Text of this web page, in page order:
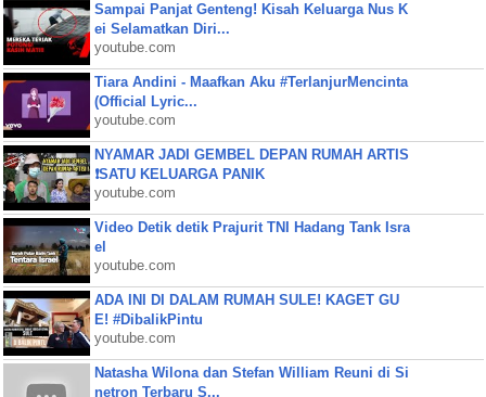
Sampai Panjat Genteng! Kisah Keluarga Nus K
ei Selamatkan Diri...
youtube.com
Tiara Andini - Maafkan Aku #TerlanjurMencinta
(Official Lyric...
youtube.com
NYAMAR JADI GEMBEL DEPAN RUMAH ARTIS
❗SATU KELUARGA PANIK
youtube.com
Video Detik detik Prajurit TNI Hadang Tank Isra
el
youtube.com
ADA INI DI DALAM RUMAH SULE! KAGET GU
E! #DibalikPintu
youtube.com
Natasha Wilona dan Stefan William Reuni di Si
netron Terbaru S...